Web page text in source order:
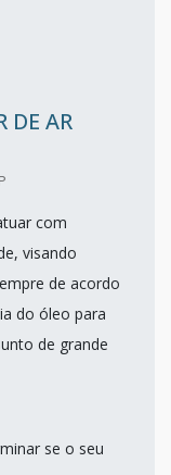
DE AR
com
visando
de acordo
do óleo para
de grande
se o seu